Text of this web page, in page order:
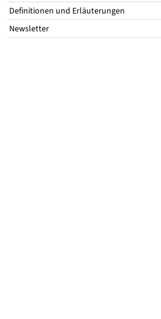
Definitionen und Erläuterungen
Newsletter